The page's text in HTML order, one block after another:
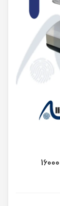
ترازوی دیجیتال ساده بدون علمک محک مدل 16000